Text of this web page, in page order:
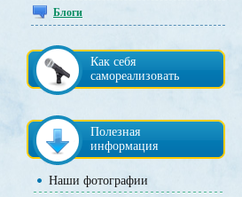
Блоги
Как себя
самореализовать
Полезная
информация
Наши фотографии